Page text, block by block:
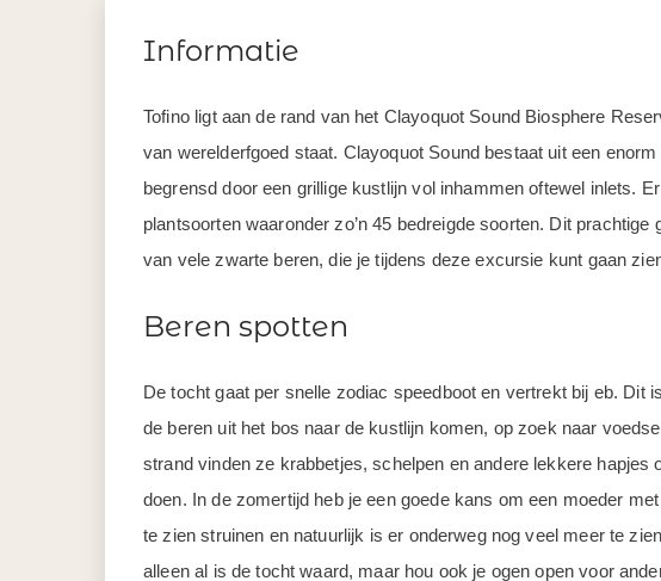
Informatie
Tofino ligt aan de rand van het Clayoquot Sound Biosphere
van werelderfgoed staat. Clayoquot Sound bestaat uit een
begrensd door een grillige kustlijn vol inhammen oftewel inlets.
plantsoorten waaronder zo’n 45 bedreigde soorten. Dit prachtige
van vele zwarte beren, die je tijdens deze excursie kunt gaan
Beren spotten
De tocht gaat per snelle zodiac speedboot en vertrekt bij eb. Dit
de beren uit het bos naar de kustlijn komen, op zoek naar
strand vinden ze krabbetjes, schelpen en andere lekkere hapjes
doen. In de zomertijd heb je een goede kans om een moeder
te zien struinen en natuurlijk is er onderweg nog veel meer te
alleen al is de tocht waard, maar hou ook je ogen open voor